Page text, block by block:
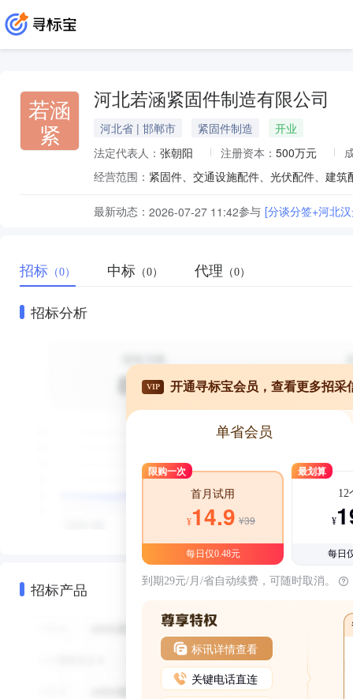
若涵
紧
河北若涵紧固件制造有限公司
河北省 | 邯郸市 紧固件制造
开业
法定代表人： 张朝阳 注册资本： 500万元
经营范围：
最新动态： 2026-07-27 11:42参与 [分谈分签+河北
招标 （0） 中标 （0） 代理 （0）
招标分析
招标产品
VIP 开通寻标宝会员，查看更多招采
单省会员
限购一次
首月试用
¥14.9 ¥39
每日仅0.48元
最划算
12
¥
每日
到期29元/月/省自动续费，可随时取消。
标讯详情查看
关键电话直连